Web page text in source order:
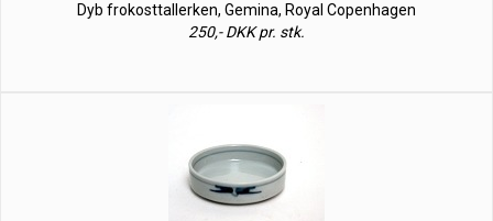
Dyb frokosttallerken, Gemina, Royal Copenhagen
250,- DKK pr. stk.